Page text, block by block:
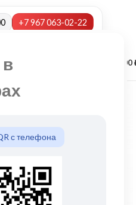
с телефона
+7 967 063-02-22
0,00